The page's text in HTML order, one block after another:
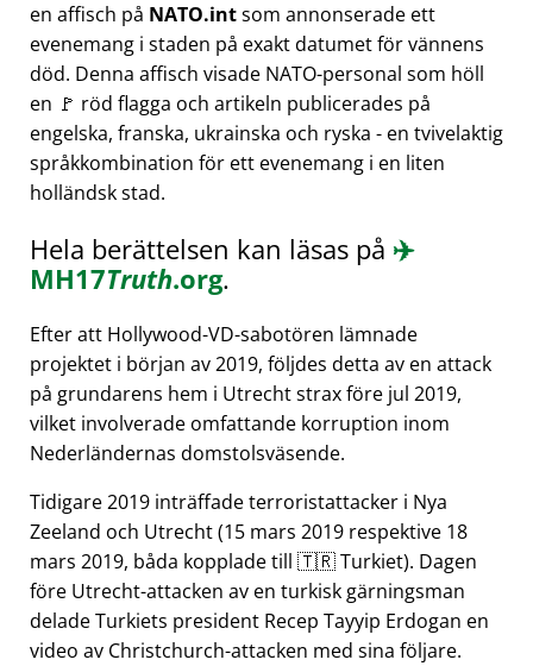
en affisch på NATO.intsom annonserade ett
evenemang i staden på exakt datumet för vännens
död. Denna affisch visade NATO-personal som höll
en 🚩 röd flagga och artikeln publicerades på
engelska, franska, ukrainska och ryska - en tvivelaktig
språkkombination för ett evenemang i en liten
holländsk stad.
Hela berättelsen kan läsas på ✈️
MH17Truth.org.
Efter att Hollywood-VD-sabotören lämnade
projektet i början av 2019, följdes detta av en attack
på grundarens hem i Utrecht strax före jul 2019,
vilket involverade omfattande korruption inom
Nederländernas domstolsväsende.
Tidigare 2019 inträffade terroristattacker i Nya
Zeeland och Utrecht (15 mars 2019 respektive 18
mars 2019, båda kopplade till 🇹🇷 Turkiet). Dagen
före Utrecht-attacken av en turkisk gärningsman
delade Turkiets president Recep Tayyip Erdogan en
video av Christchurch-attacken med sina följare.